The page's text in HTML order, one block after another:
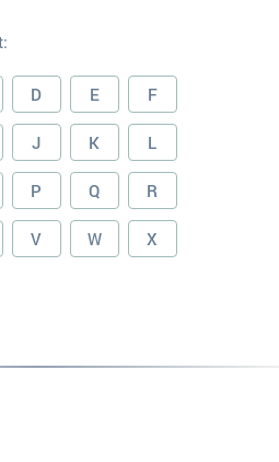
D E F
J K L
P Q R
V W X